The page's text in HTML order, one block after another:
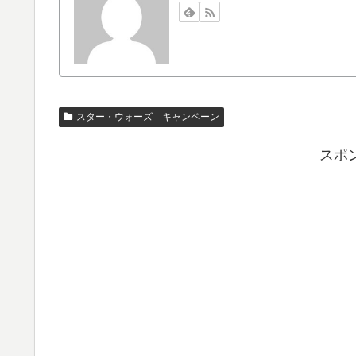
スター・ウォーズ キャンペーン
スポ